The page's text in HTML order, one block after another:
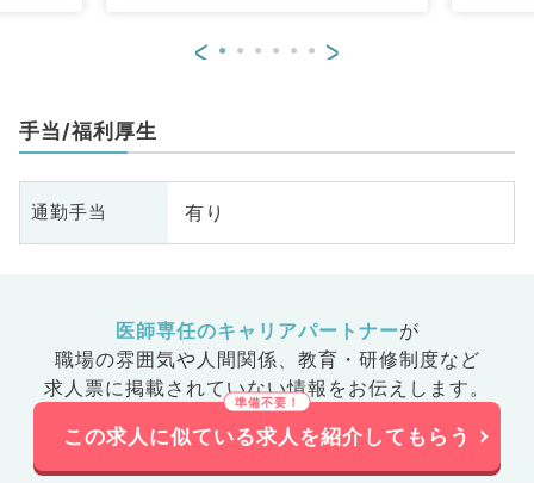
< >
手当/福利厚生
通勤手当 有り
医師専任のキャリアパートナーが
職場の雰囲気や人間関係、 教育・研修制度など
求人票に掲載されていない情報をお伝えします。
この求人に似ている求人を紹介してもらう